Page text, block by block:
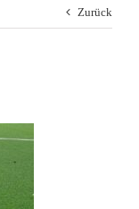
Zurück